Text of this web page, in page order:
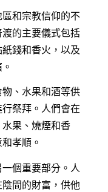
和宗教信仰的不
的主要儀式包括
錢和香火，以及
、水果和酒等供
祭拜。人們會在
果、燒煙和香
孝順。
個重要部分。人
間的財富，供他